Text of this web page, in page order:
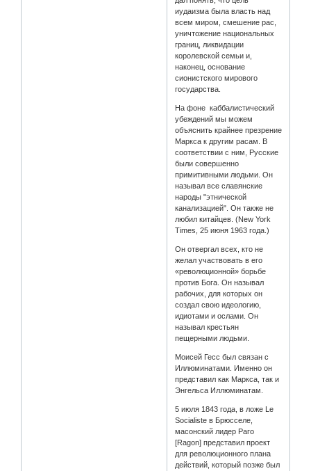
иудаизма была власть над
всем миром, смешение рас,
уничтожение национальных
границ, ликвидации
королевской семьи и,
наконец, основание
сионистского мирового
государства.
На фоне каббалистический
убеждений мы можем
объяснить крайнее презрение
Маркса к другим расам. В
соответствии с ним, Русские
были совершенно
примитивными людьми. Он
называл все славянские
народы "этнической
канализацией". Он также не
любил китайцев. (New York
Times, 25 июня 1963 года.)
Он отвергал всех, кто не
желал участвовать в его
«революционной» борьбе
против Бога. Он называл
рабочих, для которых он
создал свою идеологию,
идиотами и ослами. Он
называл крестьян
пещерными людьми.
Моисей Гесс был связан с
Иллюминатами. Именно он
представил как Маркса, так и
Энгельса Иллюминатам.
5 июля 1843 года, в ложе Le
Socialiste в Брюсселе,
масонский лидер Раго
[Ragon] представил проект
для революционного плана
действий, который позже был